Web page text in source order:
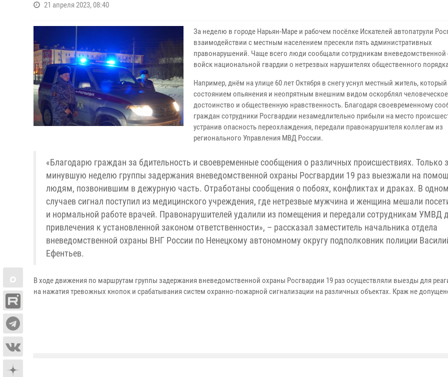
21 апреля 2023, 08:40
За неделю в городе Нарьян-Маре и рабочем посёлке Искателей автопатрули
взаимодействии с местным населением пресекли пять административных
правонарушений. Чаще всего люди сообщали сотрудникам вневедомственной
войск национальной гвардии о нетрезвых нарушителях общественного
Например, днём на улице 60 лет Октября в снегу уснул местный житель,
состоянием опьянения и неопрятным внешним видом оскорблял человеческое
достоинство и общественную нравственность. Благодаря своевременному
граждан сотрудники Росгвардии незамедлительно прибыли на место
устранив опасность переохлаждения, передали правонарушителя коллегам из
регионального Управления МВД России.
«Благодарю граждан за бдительность и своевременные сообщения о различных происшествиях. Только
минувшую неделю группы задержания вневедомственной охраны Росгвардии 19 раз выезжали на
людям, позвонившим в дежурную часть. Отработаны сообщения о побоях, конфликтах и драках. В
случаев сигнал поступил из медицинского учреждения, где нетрезвые мужчина и женщина мешали
и нормальной работе врачей. Правонарушителей удалили из помещения и передали сотрудникам УМВД
привлечения к установленной законом ответственности», – рассказал заместитель начальника отдела
вневедомственной охраны ВНГ России по Ненецкому автономному округу подполковник полиции
Ефентьев.
В ходе движения по маршрутам группы задержания вневедомственной охраны Росгвардии 19 раз осуществляли выезды для
на нажатия тревожных кнопок и срабатывания систем охранно-пожарной сигнализации на различных объектах. Краж не